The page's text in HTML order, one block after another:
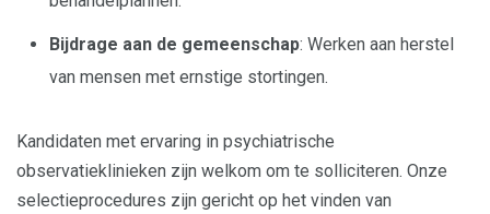
Bijdrage aan de gemeenschap: Werken aan herstel
van mensen met ernstige stortingen.
Kandidaten met ervaring in psychiatrische
observatieklinieken zijn welkom om te solliciteren. Onze
selectieprocedures zijn gericht op het vinden van